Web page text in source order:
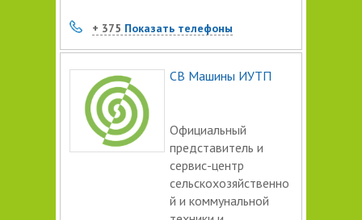
+ 375 Показать телефоны
СВ Машины ИУТП
Официальный
представитель и
сервис-центр
сельскохозяйственно
й и коммунальной